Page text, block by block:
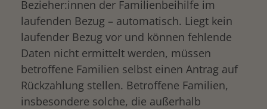
Bezieher:innen der Familienbeihilfe im
laufenden Bezug – automatisch. Liegt kein
laufender Bezug vor und können fehlende
Daten nicht ermittelt werden, müssen
betroffene Familien selbst einen Antrag auf
Rückzahlung stellen. Betroffene Familien,
insbesondere solche, die außerhalb